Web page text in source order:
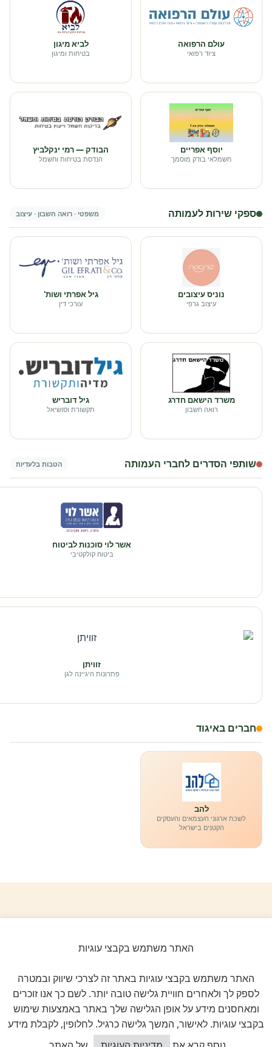
עולם הרפואה
ציוד רפואי
לביא מיגון
בטיחות ומיגון
יוסף אפריים
חשמלאי בודק מוסמך
הבודק — רמי ינקלביץ
הנדסת בטיחות וחשמל
ספקי שירות לעמותה משפטי · רואה חשבון · עיצוב
נוניס עיצובים
עיצוב גרפי
גיל אפרתי ושות'
עורכי דין
משרד הישאם חדרג
רואה חשבון
גיל דובריש
תקשורת וסושיאל
שותפי הסדרים לחברי העמותה הטבות בלעדיות
אשר לוי סוכנות לביטוח
ביטוח קולקטיבי
זוויתן
פתרונות היגיינה לגן
חברים באיגוד
להב
לשכת ארגוני העצמאים והעסקים
הקטנים בישראל
★★★★★על בסיס11 ביקורות מאומתות
לכל הביקורות ב-Google
האתר משתמש בקבצי עוגיות
האתר משתמש בקבצי עוגיות באתר זה לצרכי שיווק ובמטרה
לספק לך ולאחרים חוויית גלישה טובה יותר. לשם כך אנו זוכרים
ומאחסנים מידע על אופן הגלישה שלך באתר באמצעות שימוש
בקבצי עוגיות. לאישור, המשך גלישה כרגיל. לחלופין, לקבלת מידע
כיצד אוכל לסייע?